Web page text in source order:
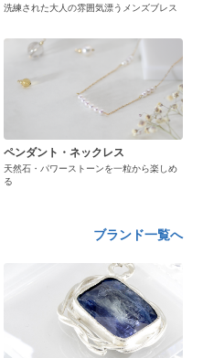
洗練された大人の雰囲気漂うメンズブレス
ペンダント・ネックレス
天然石・パワーストーンを一粒から楽しめ
る
ブランド一覧へ